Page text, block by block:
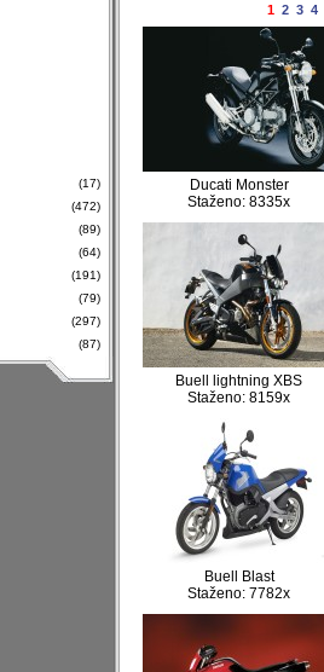
(17)
(472)
(89)
(64)
(191)
(79)
(297)
(87)
1 2 3 4
Ducati Monster
Staženo: 8335x
Buell lightning XBS
Staženo: 8159x
Buell Blast
Staženo: 7782x